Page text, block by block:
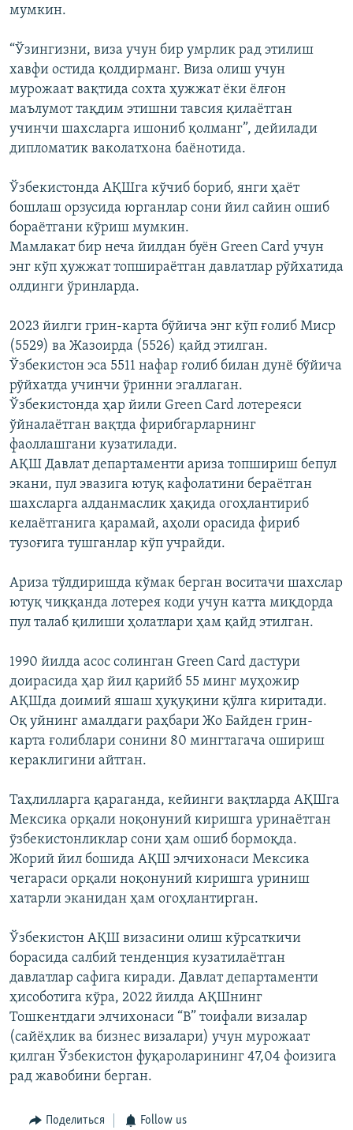
мумкин.
“Ўзингизни, виза учун бир умрлик рад этилиш
хавфи остида қолдирманг. Виза олиш учун
мурожаат вақтида сохта ҳужжат ёки ёлғон
маълумот тақдим этишни тавсия қилаётган
учинчи шахсларга ишониб қолманг”, дейилади
дипломатик ваколатхона баёнотида.
Ўзбекистонда АҚШга кўчиб бориб, янги ҳаёт
бошлаш орзусида юрганлар сони йил сайин ошиб
бораётгани кўриш мумкин.
Мамлакат бир неча йилдан буён Green Card учун
энг кўп ҳужжат топшираётган давлатлар рўйхатида
олдинги ўринларда.
2023 йилги грин-карта бўйича энг кўп ғолиб Миср
(5529) ва Жазоирда (5526) қайд этилган.
Ўзбекистон эса 5511 нафар ғолиб билан дунё бўйича
рўйхатда учинчи ўринни эгаллаган.
Ўзбекистонда ҳар йили Green Card лотереяси
ўйналаётган вақтда фирибгарларнинг
фаоллашгани кузатилади.
АҚШ Давлат департаменти ариза топшириш бепул
экани, пул эвазига ютуқ кафолатини бераётган
шахсларга алданмаслик ҳақида огоҳлантириб
келаётганига қарамай, аҳоли орасида фириб
тузоғига тушганлар кўп учрайди.
Ариза тўлдиришда кўмак берган воситачи шахслар
ютуқ чиққанда лотерея коди учун катта миқдорда
пул талаб қилиши ҳолатлари ҳам қайд этилган.
1990 йилда асос солинган Green Card дастури
доирасида ҳар йил қарийб 55 минг муҳожир
АҚШда доимий яшаш ҳуқуқини қўлга киритади.
Оқ уйнинг амалдаги раҳбари Жо Байден грин-
карта ғолиблари сонини 80 мингтагача ошириш
кераклигини айтган.
Таҳлилларга қараганда, кейинги вақтларда АҚШга
Мексика орқали ноқонуний киришга уринаётган
ўзбекистонликлар сони ҳам ошиб бормоқда.
Жорий йил бошида АҚШ элчихонаси Мексика
чегараси орқали ноқонуний киришга уриниш
хатарли эканидан ҳам огоҳлантирган.
Ўзбекистон АҚШ визасини олиш кўрсаткичи
борасида салбий тенденция кузатилаётган
давлатлар сафига киради. Давлат департаменти
ҳисоботига кўра, 2022 йилда АҚШнинг
Тошкентдаги элчихонаси “B” тоифали визалар
(сайёҳлик ва бизнес визалари) учун мурожаат
қилган Ўзбекистон фуқароларининг 47,04 фоизига
рад жавобини берган.
Поделиться Follow us